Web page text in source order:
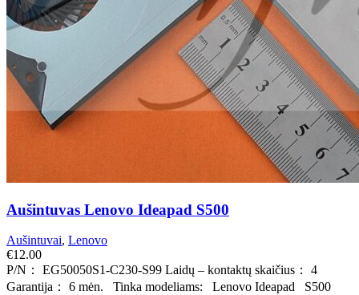
Aušintuvas Lenovo Ideapad S500
Aušintuvai, Lenovo
€12.00
P/N： EG50050S1-C230-S99 Laidų – kontaktų skaičius： 4
Garantija： 6 mėn. Tinka modeliams: Lenovo Ideapad S500